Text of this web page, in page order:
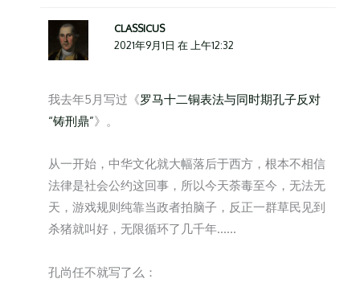
CLASSICUS
2021年9月1日 在 上午12:32
我去年5月写过《罗马十二铜表法与同时期孔子反对
“铸刑鼎”》。
从一开始，中华文化就大幅落后于西方，根本不相信
法律是社会公约这回事，所以今天荼毒至今，无法无
天，游戏规则纯靠当政者拍脑子，反正一群草民见到
杀猪就叫好，无限循环了几千年……
孔尚任不就写了么：